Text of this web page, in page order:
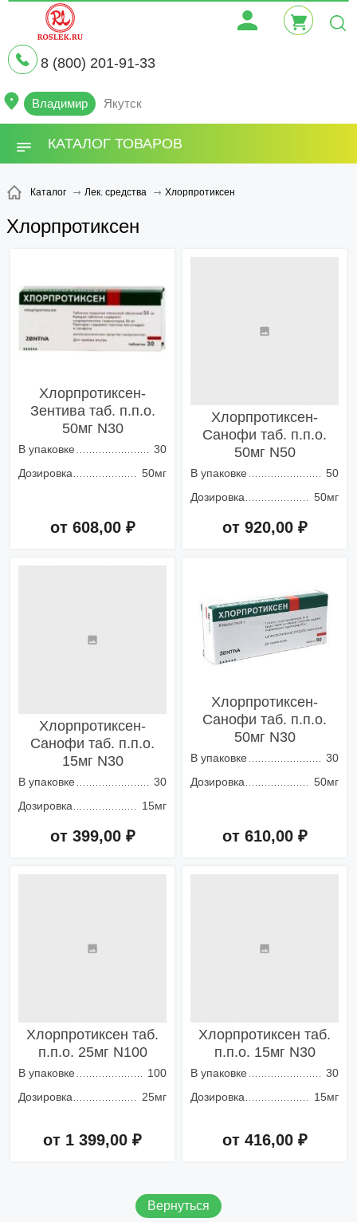
8 (800) 201-91-33
Владимир Якутск
КАТАЛОГ ТОВАРОВ
Каталог Лек. средства Хлорпротиксен
Хлорпротиксен
Хлорпротиксен-
Зентива таб. п.п.о.
50мг N30
В упаковке
30
Дозировка
50мг
от 608,00 ₽
Хлорпротиксен-
Санофи таб. п.п.о.
50мг N50
В упаковке
50
Дозировка
50мг
от 920,00 ₽
Хлорпротиксен-
Санофи таб. п.п.о.
15мг N30
В упаковке
30
Дозировка
15мг
от 399,00 ₽
Хлорпротиксен-
Санофи таб. п.п.о.
50мг N30
В упаковке
30
Дозировка
50мг
от 610,00 ₽
Хлорпротиксен таб.
п.п.о. 25мг N100
В упаковке
100
Дозировка
25мг
от 1 399,00 ₽
Хлорпротиксен таб.
п.п.о. 15мг N30
В упаковке
30
Дозировка
15мг
от 416,00 ₽
Вернуться